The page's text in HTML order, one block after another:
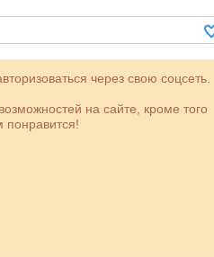
через свою соцсеть.
на сайте, кроме того
понравится!